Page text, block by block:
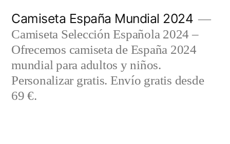
contenido
Camiseta España Mundial 2024
Camiseta Selección Española 2024 –
Ofrecemos camiseta de España 2024
mundial para adultos y niños.
Personalizar gratis. Envío gratis desde
69 €.